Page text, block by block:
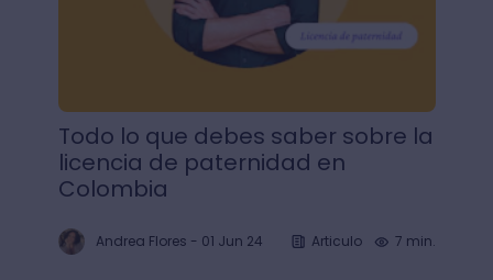
Todo lo que debes saber sobre la
licencia de paternidad en
Colombia
Andrea Flores - 01 Jun 24 Articulo 7 min.